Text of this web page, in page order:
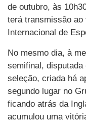
de outubro, às
terá transmissão ao
Internacional de
No mesmo dia, à
semifinal, disputada
seleção, criada há
segundo lugar no
ficando atrás da
acumulou uma